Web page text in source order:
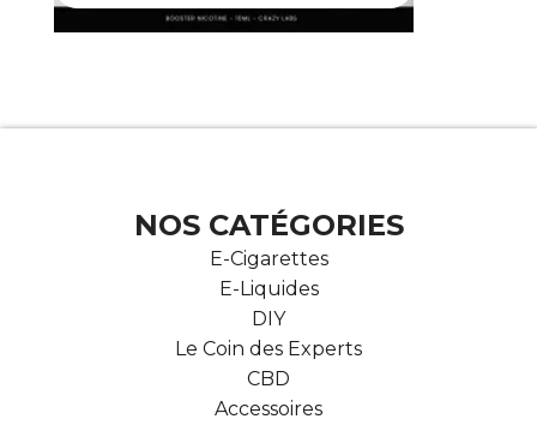
NOS CATÉGORIES
E-Cigarettes
E-Liquides
DIY
Le Coin des Experts
CBD
Accessoires